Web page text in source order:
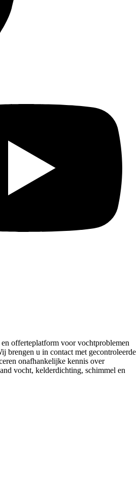
offerteplatform voor vochtproblemen
brengen u in contact met gecontroleerde
onafhankelijke kennis over
vocht, kelderdichting, schimmel en